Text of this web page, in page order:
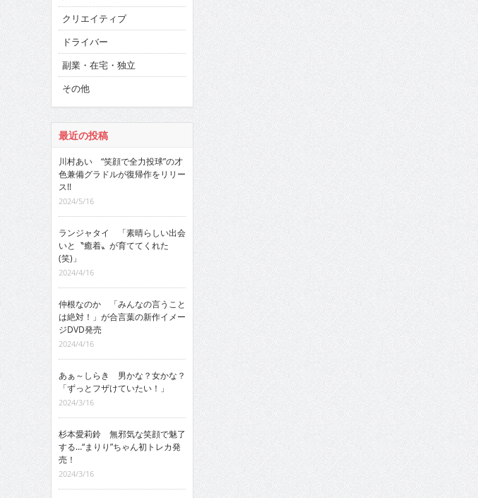
クリエイティブ
ドライバー
副業・在宅・独立
その他
最近の投稿
川村あい “笑顔で全力投球”の才
色兼備グラドルが復帰作をリリー
ス!!
2024/5/16
ランジャタイ 「素晴らしい出会
いと〝癒着〟が育ててくれた
(笑)」
2024/4/16
仲根なのか 「みんなの言うこと
は絶対！」が合言葉の新作イメー
ジDVD発売
2024/4/16
あぁ～しらき 男かな？女かな？
「ずっとフザけていたい！」
2024/3/16
杉本愛莉鈴 無邪気な笑顔で魅了
する…“まりり”ちゃん初トレカ発
売！
2024/3/16